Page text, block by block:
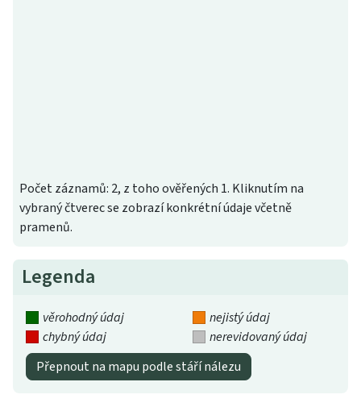
Počet záznamů: 2, z toho ověřených 1. Kliknutím na
vybraný čtverec se zobrazí konkrétní údaje včetně
pramenů.
Legenda
věrohodný údaj
nejistý údaj
chybný údaj
nerevidovaný údaj
Přepnout na mapu podle stáří nálezu